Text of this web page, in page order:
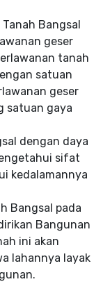
Bangsal
geser
tanah
satuan
geser
satuan gaya
dengan daya
sifat
kedalamannya
Bangsal pada
Bangunan
ini akan
lahannya layak